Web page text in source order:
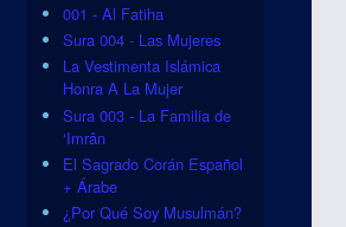
001 - Al Fatiha
Sura 004 - Las Mujeres
La Vestimenta Islámica
Honra A La Mujer
Sura 003 - La Familia de
‘Imrân
El Sagrado Corán Español
+ Árabe
¿Por Qué Soy Musulmán?